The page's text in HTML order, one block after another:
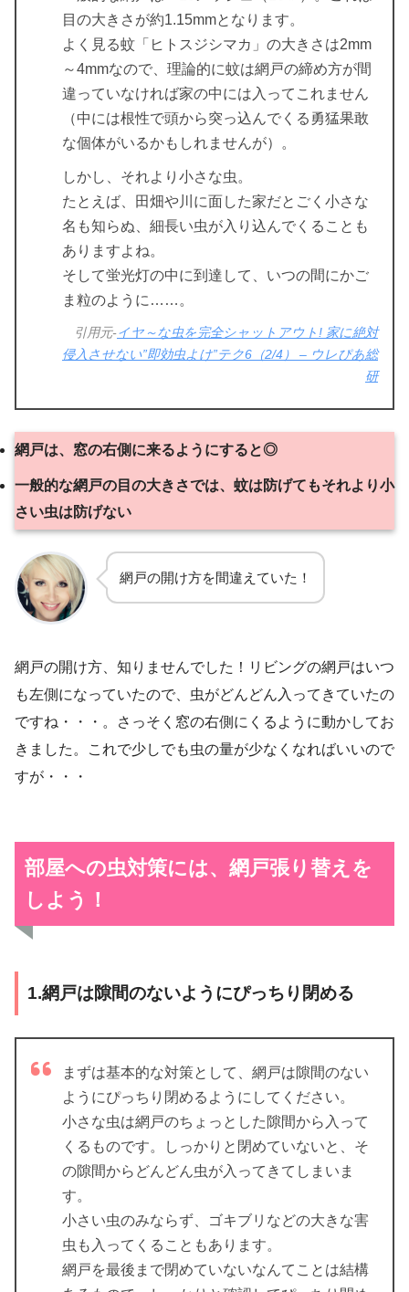
目の大きさが約1.15mmとなります。
よく見る蚊「ヒトスジシマカ」の大きさは2mm
～4mmなので、理論的に蚊は網戸の締め方が間
違っていなければ家の中には入ってこれません
（中には根性で頭から突っ込んでくる勇猛果敢
な個体がいるかもしれませんが）。
しかし、それより小さな虫。
たとえば、田畑や川に面した家だとごく小さな
名も知らぬ、細長い虫が入り込んでくることも
ありますよね。
そして蛍光灯の中に到達して、いつの間にかご
ま粒のように……。
引用元-イヤ～な虫を完全シャットアウト! 家に絶対
侵入させない”即効虫よけ”テク6（2/4） – ウレぴあ総
研
網戸は、窓の右側に来るようにすると◎
一般的な網戸の目の大きさでは、蚊は防げてもそれより小
さい虫は防げない
網戸の開け方を間違えていた！
網戸の開け方、知りませんでした！リビングの網戸はいつ
も左側になっていたので、虫がどんどん入ってきていたの
ですね・・・。さっそく窓の右側にくるように動かしてお
きました。これで少しでも虫の量が少なくなればいいので
すが・・・
部屋への虫対策には、網戸張り替えを
しよう！
1.網戸は隙間のないようにぴっちり閉める
まずは基本的な対策として、網戸は隙間のない
ようにぴっちり閉めるようにしてください。
小さな虫は網戸のちょっとした隙間から入って
くるものです。しっかりと閉めていないと、そ
の隙間からどんどん虫が入ってきてしまいま
す。
小さい虫のみならず、ゴキブリなどの大きな害
虫も入ってくることもあります。
網戸を最後まで閉めていないなんてことは結構